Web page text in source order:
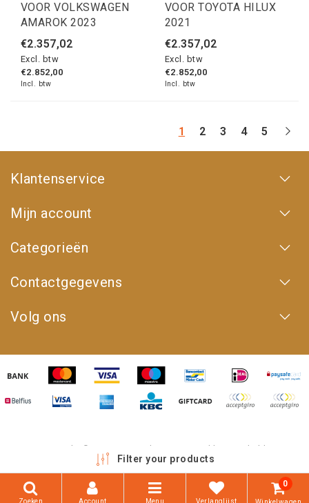
VOOR VOLKSWAGEN
AMAROK 2023
€2.357,02
Excl. btw
€2.852,00
Incl. btw
VOOR TOYOTA HILUX
2021
€2.357,02
Excl. btw
€2.852,00
Incl. btw
1 2 3 4 5
Klantenservice
Mijn account
Categorieën
Contactgegevens
Volg ons
Copyright © 2026 - 4WD Shop | Powered by emarkable
Filter your products
Zoeken Account Menu Verlanglijst
0